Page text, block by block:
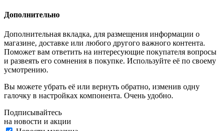
Дополнительно
Дополнительная вкладка, для размещения информации о
магазине, доставке или любого другого важного контента.
Поможет вам ответить на интересующие покупателя вопросы
и развеять его сомнения в покупке. Используйте её по своему
усмотрению.
Вы можете убрать её или вернуть обратно, изменив одну
галочку в настройках компонента. Очень удобно.
Подписывайтесь
на новости и акции